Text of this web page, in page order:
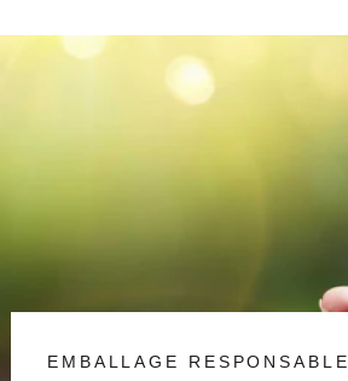
EMBALLAGE RESPONSABLE